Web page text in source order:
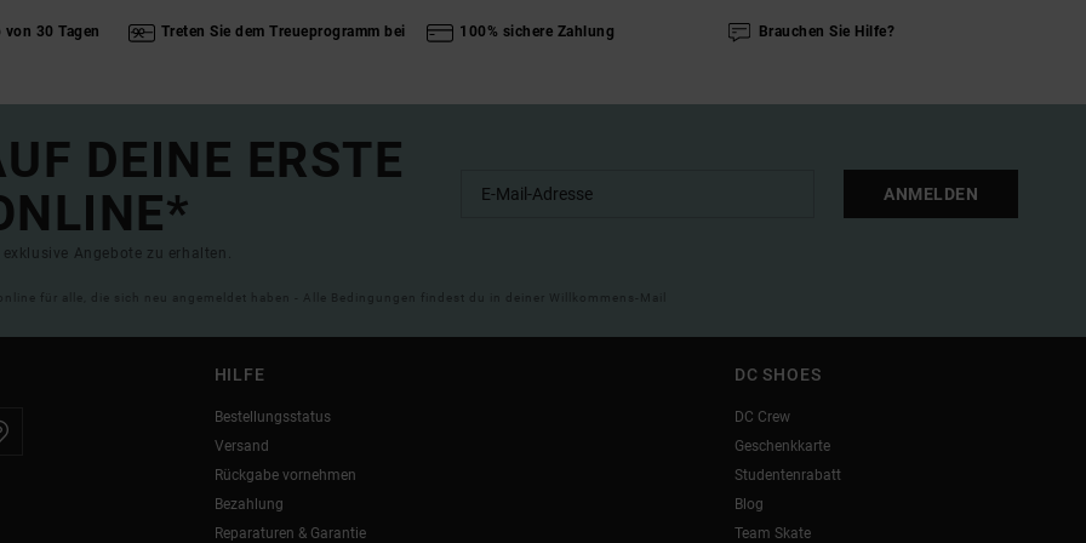
von 30 Tagen Treten Sie dem Treueprogramm bei 100% sichere Zahlung Brauchen Sie Hilfe?
DEINE ERSTE
Angebote zu erhalten.
ANMELDEN
für alle, die sich neu angemeldet haben - Alle Bedingungen findest du in deiner Willkommens-Mail
HILFE
Bestellungsstatus
Versand
Rückgabe vornehmen
Bezahlung
Reparaturen & Garantie
DC SHOES
DC Crew
Geschenkkarte
Studentenrabatt
Blog
Team Skate